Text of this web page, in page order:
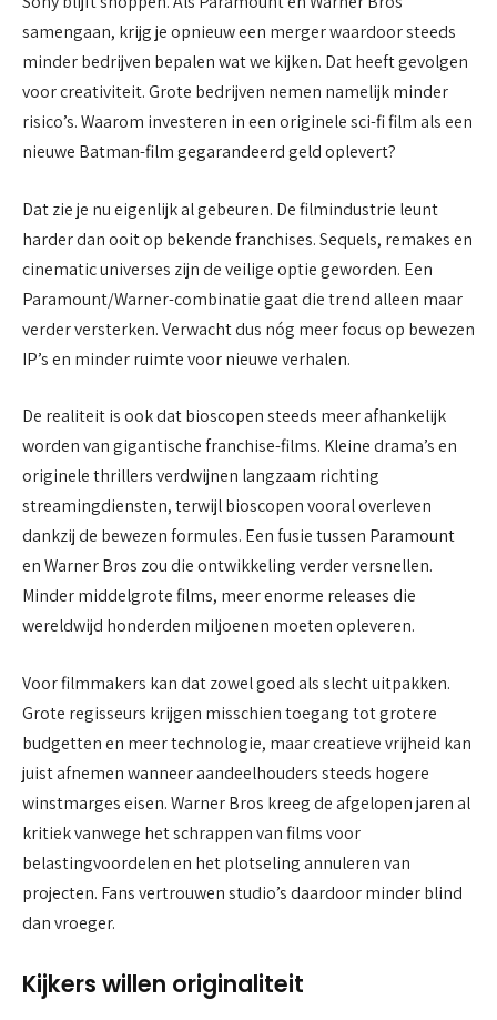
samengaan, krijg je opnieuw een merger waardoor steeds
minder bedrijven bepalen wat we kijken. Dat heeft gevolgen
voor creativiteit. Grote bedrijven nemen namelijk minder
risico’s. Waarom investeren in een originele sci-fi film als een
nieuwe Batman-film gegarandeerd geld oplevert?
Dat zie je nu eigenlijk al gebeuren. De filmindustrie leunt
harder dan ooit op bekende franchises. Sequels, remakes en
cinematic universes zijn de veilige optie geworden. Een
Paramount/Warner-combinatie gaat die trend alleen maar
verder versterken. Verwacht dus nóg meer focus op bewezen
IP’s en minder ruimte voor nieuwe verhalen.
De realiteit is ook dat bioscopen steeds meer afhankelijk
worden van gigantische franchise-films. Kleine drama’s en
originele thrillers verdwijnen langzaam richting
streamingdiensten, terwijl bioscopen vooral overleven
dankzij de bewezen formules. Een fusie tussen Paramount
en Warner Bros zou die ontwikkeling verder versnellen.
Minder middelgrote films, meer enorme releases die
wereldwijd honderden miljoenen moeten opleveren.
Voor filmmakers kan dat zowel goed als slecht uitpakken.
Grote regisseurs krijgen misschien toegang tot grotere
budgetten en meer technologie, maar creatieve vrijheid kan
juist afnemen wanneer aandeelhouders steeds hogere
winstmarges eisen. Warner Bros kreeg de afgelopen jaren al
kritiek vanwege het schrappen van films voor
belastingvoordelen en het plotseling annuleren van
projecten. Fans vertrouwen studio’s daardoor minder blind
dan vroeger.
Kijkers willen originaliteit